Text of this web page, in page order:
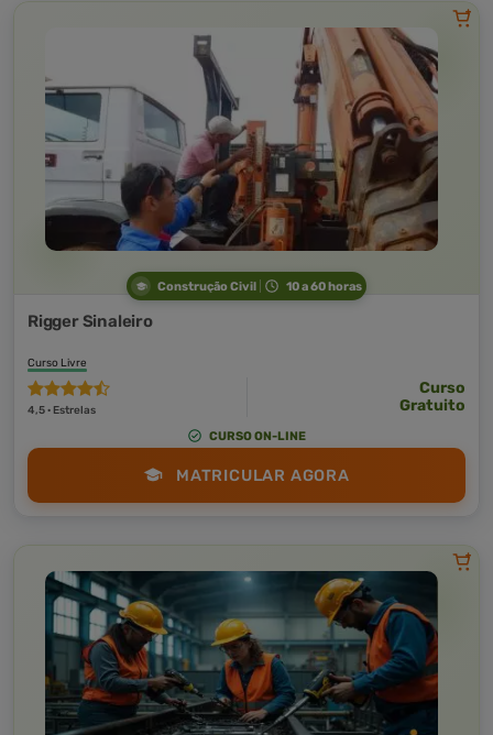
Construção Civil 10 a 60 horas
Rigger Sinaleiro
Curso Livre
4,5 · Estrelas
Curso
Gratuito
CURSO ON-LINE
MATRICULAR AGORA